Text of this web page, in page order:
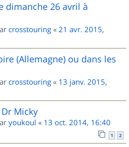
dimanche 26 avril à
crosstouring « 21 avr. 2015,
(Allemagne) ou dans les
crosstouring « 13 janv. 2015,
Micky
youkoul « 13 oct. 2014, 16:40
1 2